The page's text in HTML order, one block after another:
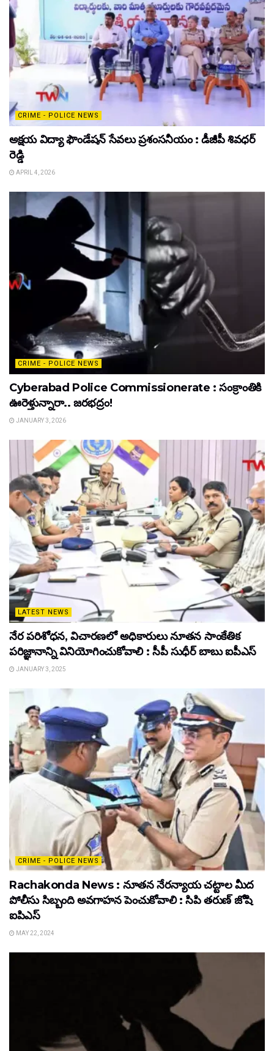
CRIME - POLICE NEWS
అక్షయ విద్యా ఫౌండేషన్ సేవలు ప్రశంసనీయం : డీజీపీ శివధర్
రెడ్డి
APRIL 4, 2026
CRIME - POLICE NEWS
Cyberabad Police Commissionerate : సంక్రాంతికి
ఊరెళ్తున్నారా.. జరభద్రం!
JANUARY 3, 2026
LATEST NEWS
నేర పరిశోధన, విచారణలో అధికారులు నూతన సాంకేతిక
పరిజ్ఞానాన్ని వినియోగించుకోవాలి : సీపీ సుధీర్ బాబు ఐపీఎస్
JANUARY 3, 2025
CRIME - POLICE NEWS
Rachakonda News : నూతన నేరన్యాయ చట్టాల మీద
పోలీసు సిబ్బంది అవగాహన పెంచుకోవాలి : సిపి తరుణ్ జోషి
ఐపిఎస్
MAY 22, 2024